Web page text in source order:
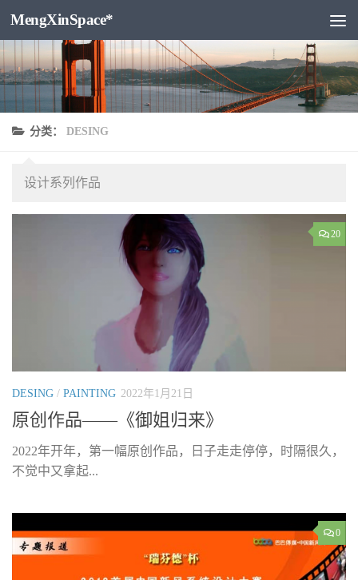
跳至内容
MengXinSpace*
分类： DESING
设计系列作品
20
DESING / PAINTING 2022年1月21日
原创作品——《御姐归来》
2022年开年，第一幅原创作品，日子走走停停，时隔很久，
不觉中又拿起...
0